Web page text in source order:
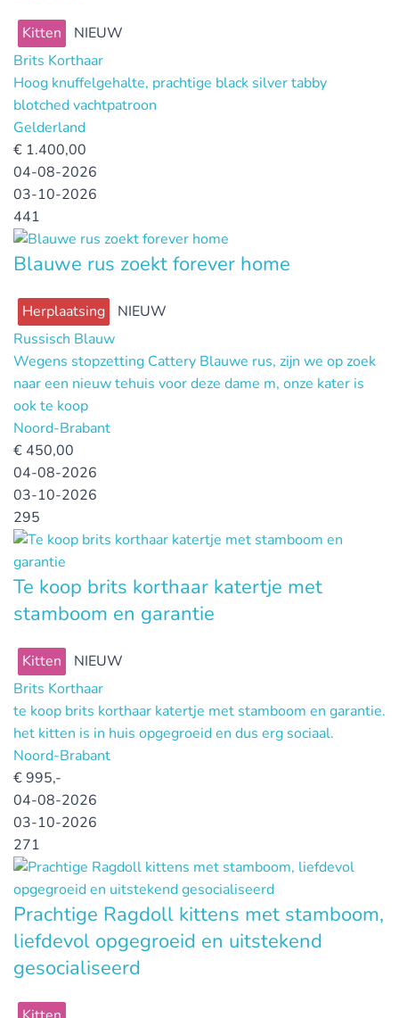
Kitten
NIEUW
Brits Korthaar
Hoog knuffelgehalte, prachtige black silver tabby
blotched vachtpatroon
Gelderland
€ 1.400,00
04-08-2026
03-10-2026
441
Blauwe rus zoekt forever home
Herplaatsing
NIEUW
Russisch Blauw
Wegens stopzetting Cattery Blauwe rus, zijn we op zoek
naar een nieuw tehuis voor deze dame m, onze kater is
ook te koop
Noord-Brabant
€ 450,00
04-08-2026
03-10-2026
295
Te koop brits korthaar katertje met
stamboom en garantie
Kitten
NIEUW
Brits Korthaar
te koop brits korthaar katertje met stamboom en garantie.
het kitten is in huis opgegroeid en dus erg sociaal.
Noord-Brabant
€995,-
04-08-2026
03-10-2026
271
Prachtige Ragdoll kittens met stamboom,
liefdevol opgegroeid en uitstekend
gesocialiseerd